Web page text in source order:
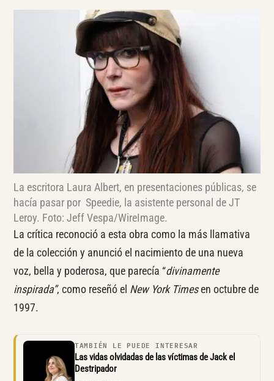
La escritora Laura Albert, en presentaciones públicas, se
hacía pasar por Speedie, la asistente personal de JT
Leroy. Foto: Jeff Vespa/WireImage.
La crítica reconoció a esta obra como la más llamativa
de la colección y anunció el nacimiento de una nueva
voz, bella y poderosa, que parecía “divinamente
inspirada”, como reseñó el New York Timesen octubre de
1997.
TAMBIÉN LE PUEDE INTERESAR
Las vidas olvidadas de las víctimas de Jack el
Destripador